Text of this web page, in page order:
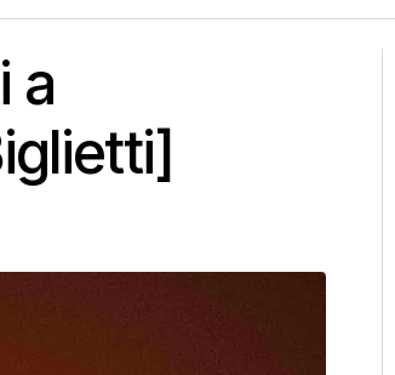
e Bologna [Info e Biglietti]
a